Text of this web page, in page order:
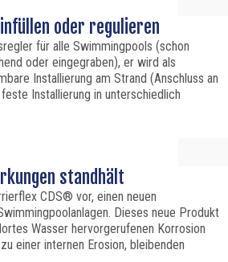
oder regulieren
für alle Swimmingpools (schon
oder eingegraben), er wird als
Installierung am Strand (Anschluss an
Installierung in unterschiedlich
standhält
CDS® vor, einen neuen
Dieses neue Produkt
Wasser hervorgerufenen Korrosion
einer internen Erosion, bleibenden